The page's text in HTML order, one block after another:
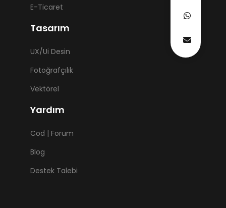
E-Ticaret
Tasarım
UX/Ui Desin
Fotoğrafçılık
Vektörel
Yardım
Cod | Forum
Blog
Destek Talebi